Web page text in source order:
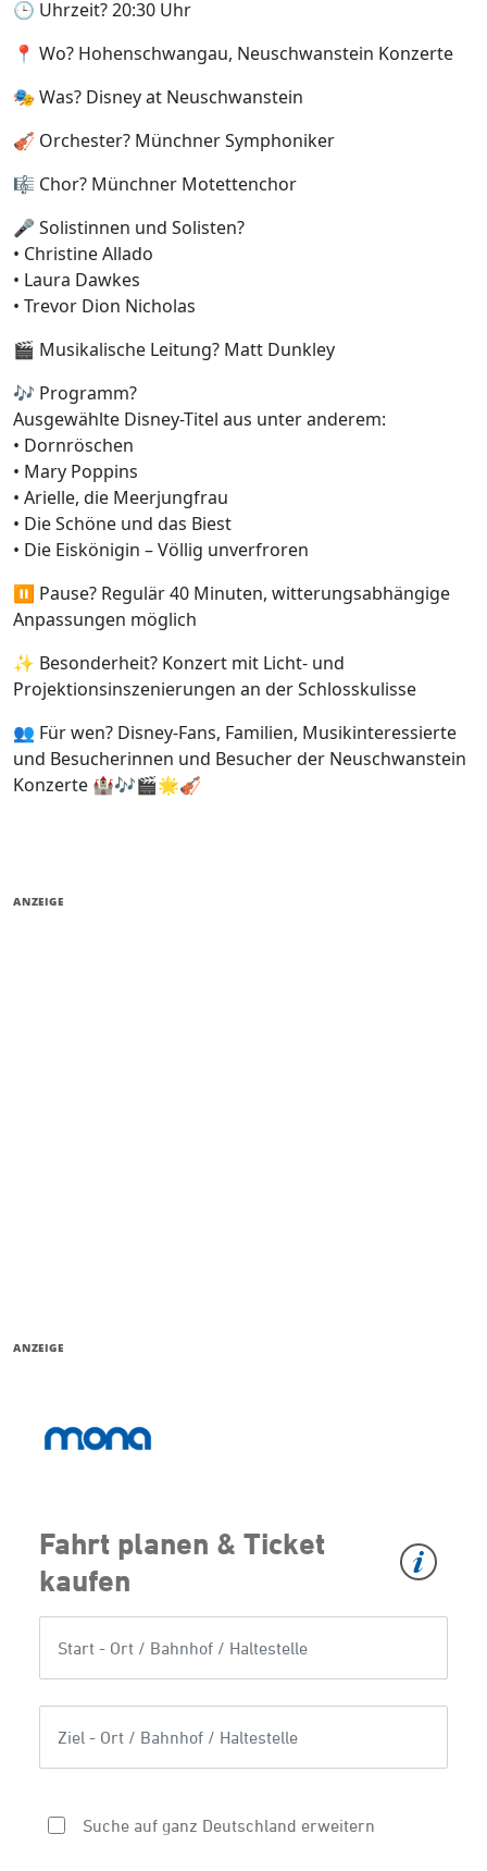
🕒 Uhrzeit? 20:30 Uhr
📍 Wo? Hohenschwangau, Neuschwanstein Konzerte
🎭 Was? Disney at Neuschwanstein
🎻 Orchester? Münchner Symphoniker
🎼 Chor? Münchner Motettenchor
🎤 Solistinnen und Solisten?
• Christine Allado
• Laura Dawkes
• Trevor Dion Nicholas
🎬 Musikalische Leitung? Matt Dunkley
🎶 Programm?
Ausgewählte Disney-Titel aus unter anderem:
• Dornröschen
• Mary Poppins
• Arielle, die Meerjungfrau
• Die Schöne und das Biest
• Die Eiskönigin – Völlig unverfroren
⏸️ Pause? Regulär 40 Minuten, witterungsabhängige
Anpassungen möglich
✨ Besonderheit? Konzert mit Licht- und
Projektionsinszenierungen an der Schlosskulisse
👥 Für wen? Disney-Fans, Familien, Musikinteressierte
und Besucherinnen und Besucher der Neuschwanstein
Konzerte 🏰🎶🎬🌟🎻
ANZEIGE
ANZEIGE